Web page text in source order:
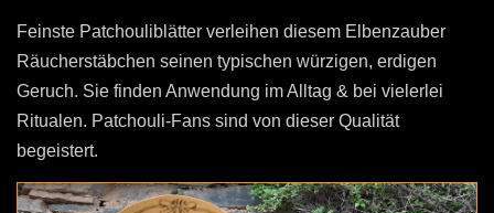
Feinste Patchouliblätter verleihen diesem Elbenzauber
Räucherstäbchen seinen typischen würzigen, erdigen
Geruch. Sie finden Anwendung im Alltag & bei vielerlei
Ritualen. Patchouli-Fans sind von dieser Qualität
begeistert.